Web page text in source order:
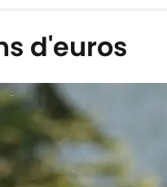
d'euros